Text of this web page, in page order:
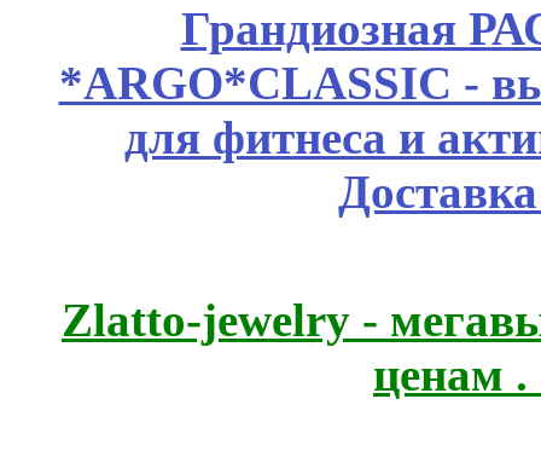
Грандиозная
*ARGO*CLASSIC -
для фитнеса и
Zlatto-jewelry -
ценам